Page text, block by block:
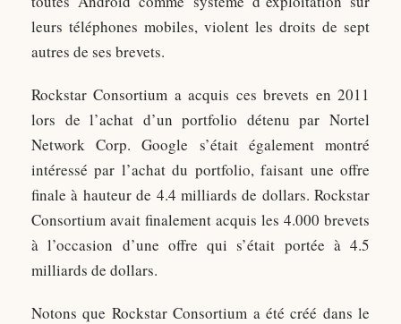
leurs téléphones mobiles, violent les droits de sept
autres de ses brevets.
Rockstar Consortium a acquis ces brevets en 2011
lors de l’achat d’un portfolio détenu par Nortel
Network Corp. Google s’était également montré
intéressé par l’achat du portfolio, faisant une offre
finale à hauteur de 4.4 milliards de dollars. Rockstar
Consortium avait finalement acquis les 4.000 brevets
à l’occasion d’une offre qui s’était portée à 4.5
milliards de dollars.
Notons que Rockstar Consortium a été créé dans le